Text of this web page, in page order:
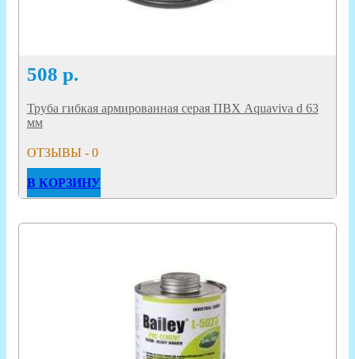
508 р.
Труба гибкая армированная серая ПВХ Aquaviva d 63
мм
ОТЗЫВЫ - 0
В КОРЗИНУ